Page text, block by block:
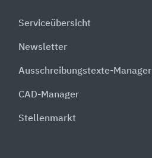
Serviceübersicht
Newsletter
Ausschreibungstexte-Manager
CAD-Manager
Stellenmarkt